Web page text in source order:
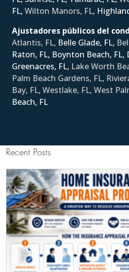
FL, Wilton Manors, FL,
Ajustadores públicos del
Atlantis, FL, Belle Glade, FL,
Raton, FL, Boynton Beach, FL,
Greenacres, FL, Lake Worth
Palm Beach Gardens, FL,
Bay, FL, Westlake, FL, West
Beach, FL
Recent Posts